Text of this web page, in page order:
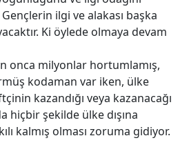
ilgi ve alakası başka
Ki öylede olmaya devam
onca milyonlar hortumlamış,
kodaman var iken, ülke
kazandığı veya kazanacağı
hiçbir şekilde ülke dışına
kalmış olması zoruma gidiyor.